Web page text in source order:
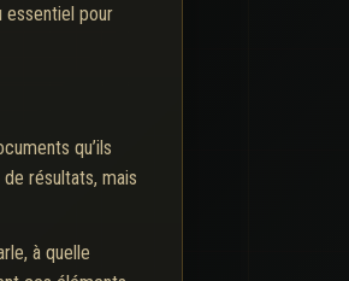
essentiel pour
qu’ils
résultats, mais
à quelle